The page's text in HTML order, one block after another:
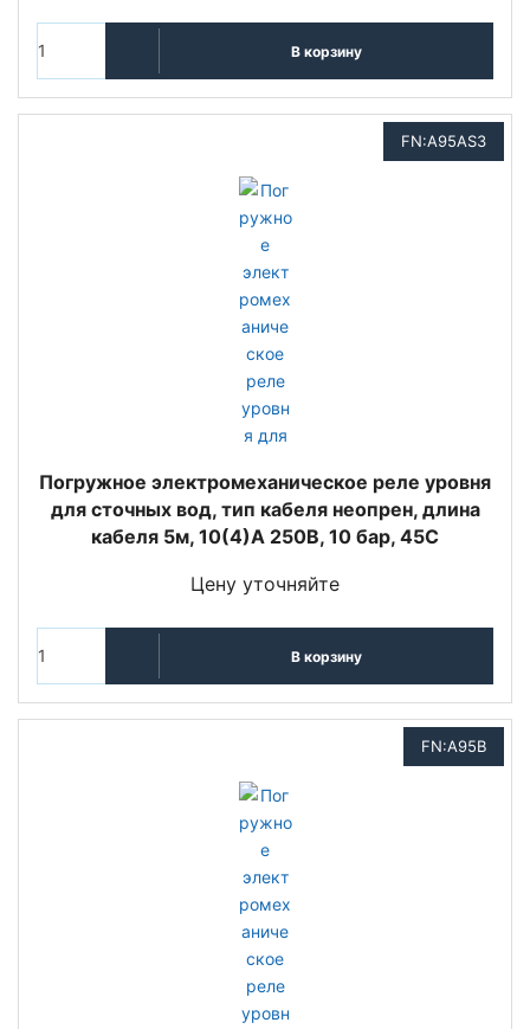
В корзину
FN:A95AS3
Погружное электромеханическое реле уровня
для сточных вод, тип кабеля неопрен, длина
кабеля 5м, 10(4)A 250В, 10 бар, 45C
Цену уточняйте
В корзину
FN:A95B